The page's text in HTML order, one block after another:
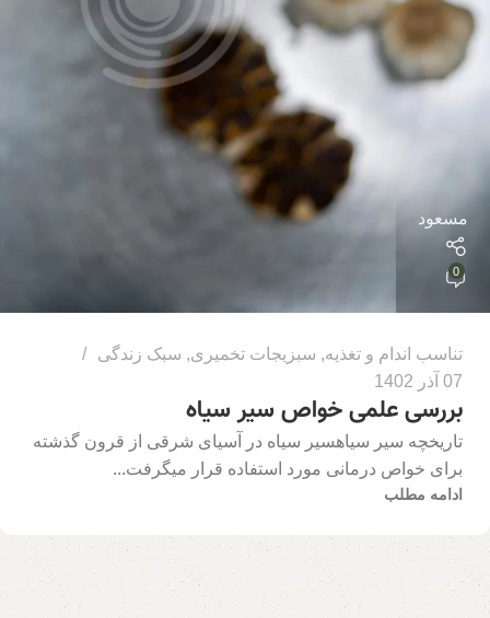
مسعود
0
تناسب اندام و تغذیه, سبزیجات تخمیری, سبک زندگی
07 آذر 1402
بررسی علمی خواص سیر سیاه
تاریخچه سیر سیاهسیر سیاه در آسیای شرقی از قرون گذشته
برای خواص درمانی مورد استفاده قرار میگرفت...
ادامه مطلب